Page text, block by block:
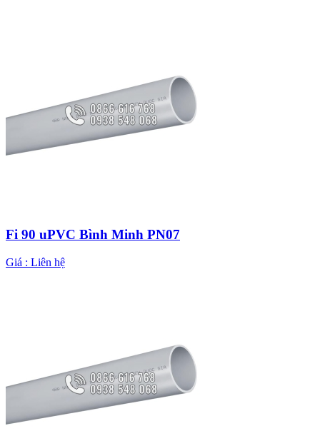
Fi 90 uPVC Bình Minh PN07
Giá : Liên hệ